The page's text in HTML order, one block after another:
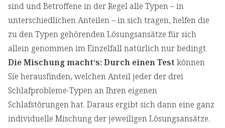
sind und Betroffene in der Regel alle Typen – in
unterschiedlichen Anteilen – in sich tragen, helfen die
zu den Typen gehörenden Lösungsansätze für sich
allein genommen im Einzelfall natürlich nur bedingt.
Die Mischung macht‘s: Durch einen Test können
Sie herausfinden, welchen Anteil jeder der drei
Schlafprobleme-Typen an Ihren eigenen
Schlafstörungen hat. Daraus ergibt sich dann eine ganz
individuelle Mischung der jeweiligen Lösungsansätze.